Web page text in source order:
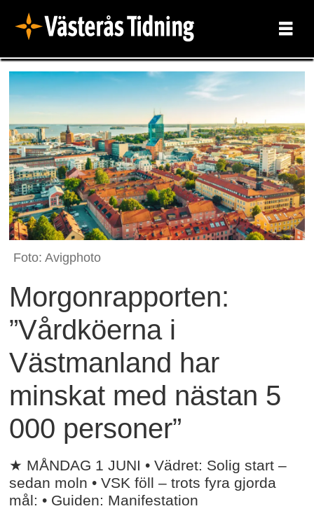
Foto: Avigphoto
Morgonrapporten:
”Vårdköerna i
Västmanland har
minskat med nästan 5
000 personer”
★ MÅNDAG 1 JUNI • Vädret: Solig start –
sedan moln • VSK föll – trots fyra gjorda
mål: • Guiden: Manifestation